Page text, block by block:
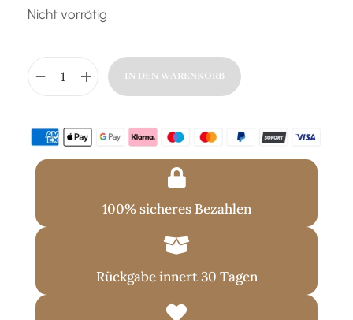
Nicht vorrätig
IN DEN WARENKORB
100% sicheres Bezahlen
Rückgabe innert 30 Tagen